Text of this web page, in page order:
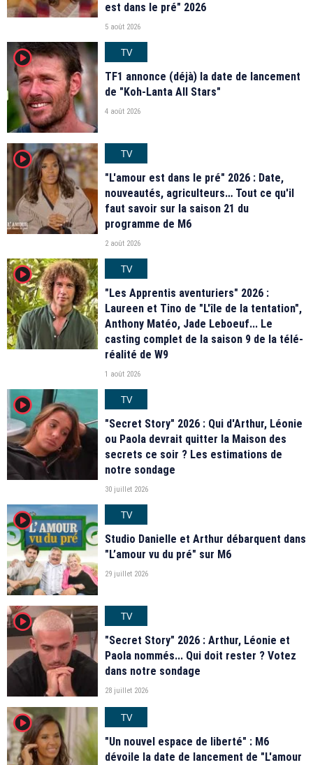
est dans le pré" 2026
5 août 2026
player2
TV
TF1 annonce (déjà) la date de lancement
de "Koh-Lanta All Stars"
4 août 2026
player2
TV
"L'amour est dans le pré" 2026 : Date,
nouveautés, agriculteurs… Tout ce qu'il
faut savoir sur la saison 21 du
programme de M6
2 août 2026
player2
TV
"Les Apprentis aventuriers" 2026 :
Laureen et Tino de "L'île de la tentation",
Anthony Matéo, Jade Leboeuf... Le
casting complet de la saison 9 de la télé-
réalité de W9
1 août 2026
player2
TV
"Secret Story" 2026 : Qui d'Arthur, Léonie
ou Paola devrait quitter la Maison des
secrets ce soir ? Les estimations de
notre sondage
30 juillet 2026
player2
TV
Studio Danielle et Arthur débarquent dans
"L’amour vu du pré" sur M6
29 juillet 2026
player2
TV
"Secret Story" 2026 : Arthur, Léonie et
Paola nommés... Qui doit rester ? Votez
dans notre sondage
28 juillet 2026
player2
TV
"Un nouvel espace de liberté" : M6
dévoile la date de lancement de "L'amour